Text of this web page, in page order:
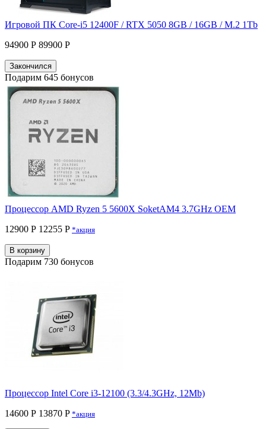
Игровой ПК Core-i5 12400F / RTX 5050 8GB / 16GB / M.2 1Tb
94900 Р 89900 Р
Закончился
Подарим 645 бонусов
Процессор AMD Ryzen 5 5600X SoketAM4 3.7GHz OEM
12900 Р 12255 P *акция
В корзину
Подарим 730 бонусов
Процессор Intel Core i3-12100 (3.3/4.3GHz, 12Mb)
14600 Р 13870 P *акция